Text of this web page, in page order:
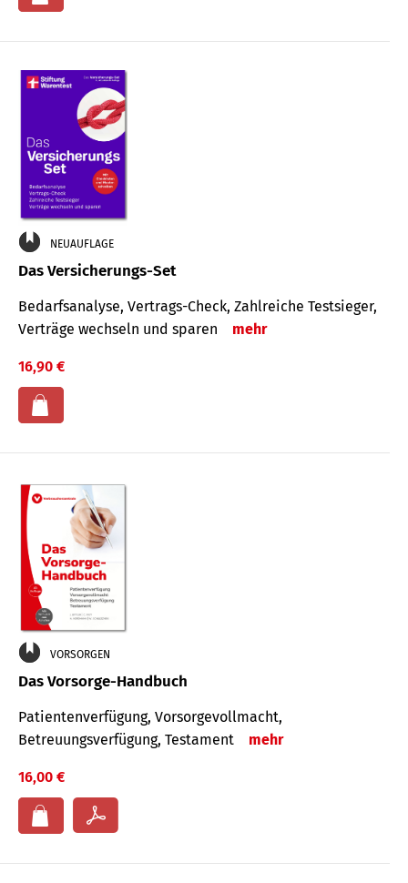
NEUAUFLAGE
Das Versicherungs-Set
Bedarfsanalyse, Vertrags-Check, Zahlreiche Testsieger,
Verträge wechseln und sparen
mehr
16,90 €
VORSORGEN
Das Vorsorge-Handbuch
Patientenverfügung, Vorsorgevollmacht,
Betreuungsverfügung, Testament
mehr
16,00 €